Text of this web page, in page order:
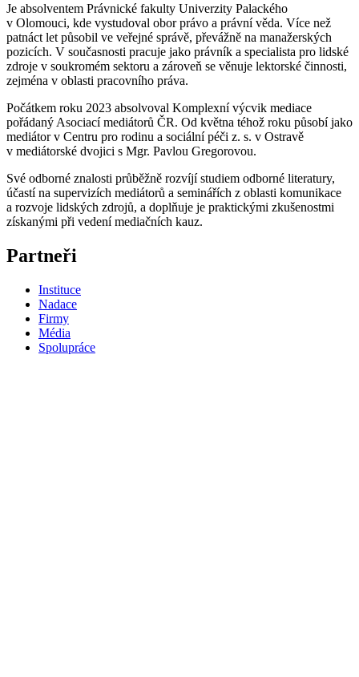
Je absolventem Právnické fakulty Univerzity Palackého
v Olomouci, kde vystudoval obor právo a právní věda. Více než
patnáct let působil ve veřejné správě, převážně na manažerských
pozicích. V současnosti pracuje jako právník a specialista pro lidské
zdroje v soukromém sektoru a zároveň se věnuje lektorské činnosti,
zejména v oblasti pracovního práva.
Počátkem roku 2023 absolvoval Komplexní výcvik mediace
pořádaný Asociací mediátorů ČR. Od května téhož roku působí jako
mediátor v Centru pro rodinu a sociální péči z. s. v Ostravě
v mediátorské dvojici s Mgr. Pavlou Gregorovou.
Své odborné znalosti průběžně rozvíjí studiem odborné literatury,
účastí na supervizích mediátorů a seminářích z oblasti komunikace
a rozvoje lidských zdrojů, a doplňuje je praktickými zkušenostmi
získanými při vedení mediačních kauz.
Partneři
Instituce
Nadace
Firmy
Média
Spolupráce